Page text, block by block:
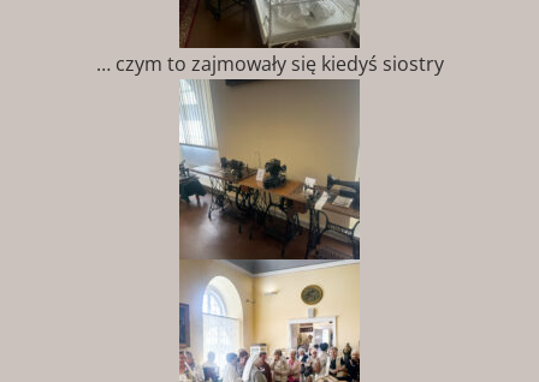
… czym to zajmowały się kiedyś siostry